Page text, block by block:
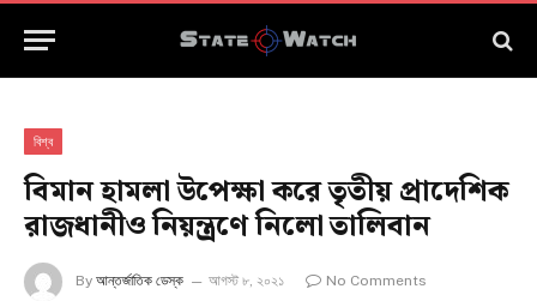
বিশ্ব
বিমান হামলা উপেক্ষা করে তৃতীয় প্রাদেশিক
রাজধানীও নিয়ন্ত্রণে নিলো তালিবান
By আন্তর্জাতিক ডেস্ক আগস্ট ৮, ২০২১
No Comments